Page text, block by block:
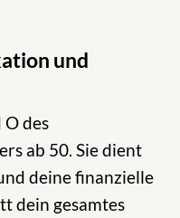
und
des
ab 50. Sie dient
deine finanzielle
dein gesamtes